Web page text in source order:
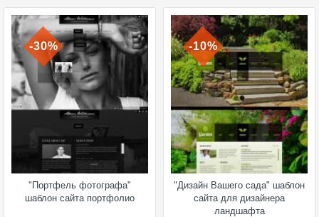
-30%
"Портфель фотографа"
шаблон сайта портфолио
-10%
"Дизайн Вашего сада" шаблон
сайта для дизайнера
ландшафта